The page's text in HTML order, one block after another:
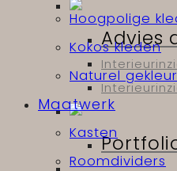
Advies
Hoogpolige
Kokos kleden
Naturel
Maatwerk
Kasten
Roomdividers